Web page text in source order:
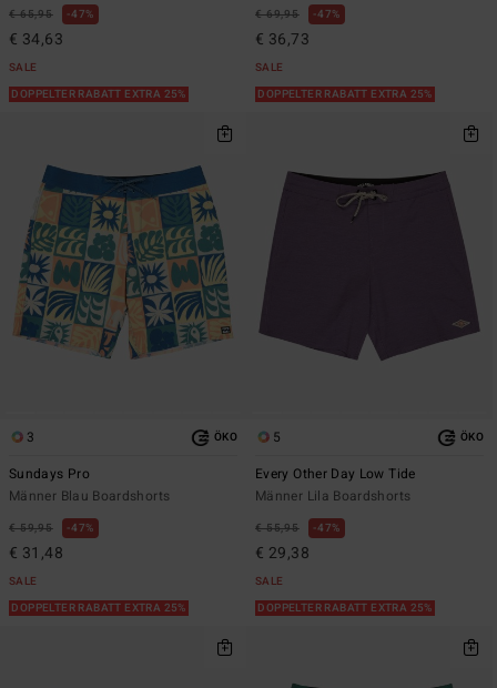
€ 65,95 47%
€ 34,63
SALE
DOPPELTER RABATT EXTRA 25%
€ 69,95 47%
€ 36,73
SALE
DOPPELTER RABATT EXTRA 25%
3 ÖKO
Sundays Pro
Männer Blau Boardshorts
€ 59,95 47%
€ 31,48
SALE
DOPPELTER RABATT EXTRA 25%
5 ÖKO
Every Other Day Low Tide
Männer Lila Boardshorts
€ 55,95 47%
€ 29,38
SALE
DOPPELTER RABATT EXTRA 25%